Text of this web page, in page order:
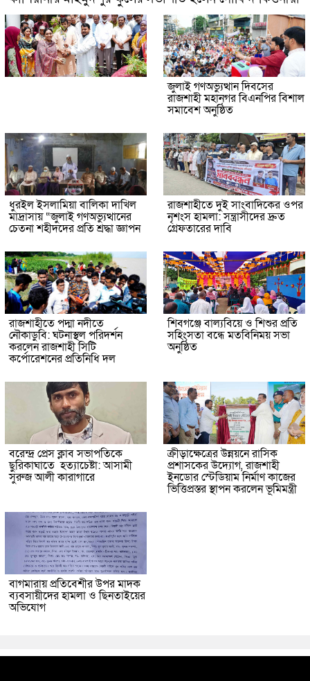
জুলাই গণঅভ্যুত্থান দিবসের
রাজশাহী মহানগর বিএনপির বিশাল
সমাবেশ অনুষ্ঠিত
ধুরইল ইসলামিয়া বালিকা দাখিল
মাদ্রাসায় “জুলাই গণঅভ্যুত্থানের
চেতনা শহীদদের প্রতি শ্রদ্ধা জ্ঞাপন
রাজশাহীতে দুই সাংবাদিকের ওপর
নৃশংস হামলা: সন্ত্রাসীদের দ্রুত
গ্রেফতারের দাবি
রাজশাহীতে পদ্মা নদীতে
নৌকাডুবি: ঘটনাস্থল পরিদর্শন
করলেন রাজশাহী সিটি
কর্পোরেশনের প্রতিনিধি দল
শিবগঞ্জে বাল্যবিয়ে ও শিশুর প্রতি
সহিংসতা বন্ধে মতবিনিময় সভা
অনুষ্ঠিত
বরেন্দ্র প্রেস ক্লাব সভাপতিকে
ছুরিকাঘাতে হত্যাচেষ্টা: আসামী
সুরুজ আলী কারাগারে
ক্রীড়াক্ষেত্রের উন্নয়নে রাসিক
প্রশাসকের উদ্যোগ, রাজশাহী
ইনডোর স্টেডিয়াম নির্মাণ কাজের
ভিত্তিপ্রস্তর স্থাপন করলেন ভূমিমন্ত্রী
বাগমারায় প্রতিবেশীর উপর মাদক
ব্যবসায়ীদের হামলা ও ছিনতাইয়ের
অভিযোগ